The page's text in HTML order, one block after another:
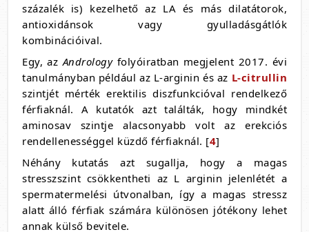
százalék is) kezelhető az LA és más dilatátorok,
antioxidánsok vagy gyulladásgátlók
kombinációival.
Egy, azAndrologyfolyóiratban megjelent 2017. évi
tanulmányban például az L-arginin és az L-citrullin
szintjét mérték erektilis diszfunkcióval rendelkező
férfiaknál. A kutatók azt találták, hogy mindkét
aminosav szintje alacsonyabb volt az erekciós
rendellenességgel küzdő férfiaknál. [4]
Néhány kutatás azt sugallja, hogy a magas
stresszszint csökkentheti az L arginin jelenlétét a
spermatermelési útvonalban, így a magas stressz
alatt álló férfiak számára különösen jótékony lehet
annak külső bevitele.